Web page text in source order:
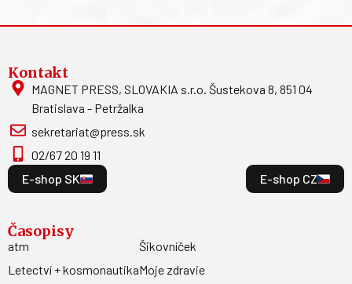
Kontakt
MAGNET PRESS, SLOVAKIA s.r.o. Šustekova 8, 851 04
Bratislava - Petržalka
sekretariat@press.sk
02/67 20 19 11
E-shop SK
E-shop CZ
Časopisy
atm
Letectví + kosmonautika
Šikovníček
Moje zdravie